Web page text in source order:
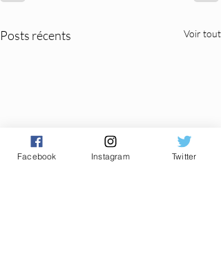
Posts récents Voir tout
Facebook Instagram Twitter